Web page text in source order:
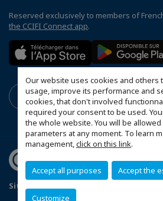
Our website uses cookies and others
usage, improve its performance and
cookies, that don't involved
required your consent to be used.
the whole website. You will be
parameters at any moment. To learn
management,click on this link.
Accept all purposes Accept the
Customize
Reserved exclusively to members of
the CCIFI Connect app.
Sitemap